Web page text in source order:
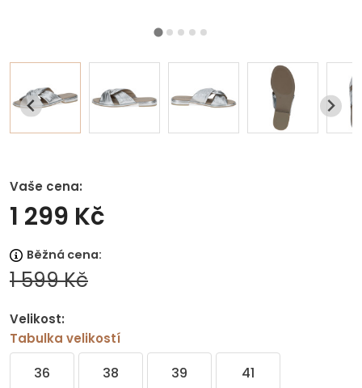
Vaše cena:
1 299 Kč
Běžná cena:
1 599 Kč
Velikost:
Tabulka velikostí
36 38 39 41